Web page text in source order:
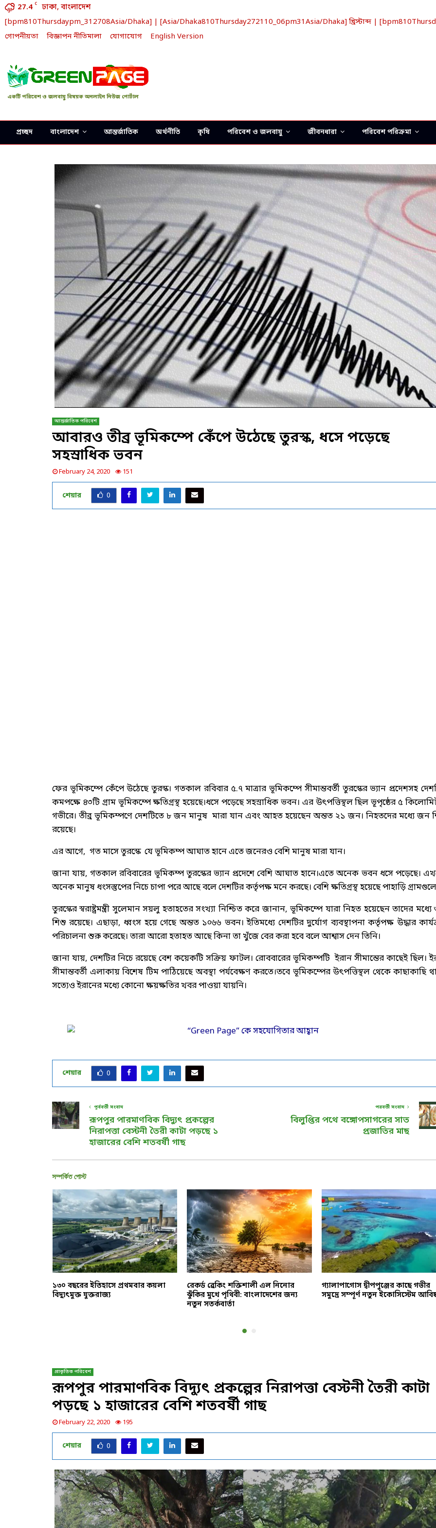
27.4 C
ঢাকা, বাংলাদেশ
[bpm810Thursdaypm_312708Asia/Dhaka] | [Asia/Dhaka810Thursday272110_06pm31Asia/Dhaka] খ্রিস্টাব্দ |
গোপনীয়তা বিজ্ঞাপন নীতিমালা যোগাযোগ English Version
একটি পরিবেশ ও জলবায়ু বিষয়ক অনলাইন নিউজ পোর্টাল
প্রচ্ছদ বাংলাদেশ আন্তর্জাতিক অর্থনীতি কৃষি পরিবেশ ও জলবায়ু জীবনধারা পরিবেশ পরিক্রমা
আন্তর্জাতিক পরিবেশ
আবারও তীব্র ভূমিকম্পে কেঁপে উঠেছে তুরস্ক, ধসে পড়েছে
সহস্রাধিক ভবন
February 24, 2020 151
শেয়ার 0
ফের ভূমিকম্পে কেঁপে উঠেছে তুরস্ক। গতকাল রবিবার ৫.৭ মাত্রার ভূমিকম্পে সীমান্তবর্তী তুরস্কের ভ্যান প্রদেশসহ
কমপক্ষে ৪৩টি গ্রাম ভূমিকম্পে ক্ষতিগ্রস্থ হয়েছে।ধসে পড়েছে সহস্রাধিক ভবন। এর উৎপত্তিস্থল ছিল ভূপৃষ্ঠের ৫
গভীরে। তীব্র ভূমিকম্পণে দেশটিতে ৮ জন মানুষ মারা যান এবং আহত হয়েছেন অন্তত ২১ জন। নিহতদের মধ্যে জন
রয়েছে।
এর আগে, গত মাসে তুরস্কে যে ভূমিকম্প আঘাত হানে এতে জনেরও বেশি মানুষ মারা যান।
জানা যায়, গতকাল রবিবারের ভূমিকম্প তুরস্কের ভ্যান প্রদেশে বেশি আঘাত হানে।এতে অনেক ভবন ধসে পড়েছে।
অনেক মানুষ ধংসস্তুপের নিচে চাপা পরে আছে বলে দেশটির কর্তৃপক্ষ মনে করছে। বেশি ক্ষতিগ্রস্থ হয়েছে পাহাড়ি
তুরস্কের স্বরাষ্ট্রমন্ত্রী সুলেমান সয়লু হতাহতের সংখ্যা নিশ্চিত করে জানান, ভূমিকম্পে যারা নিহত হয়েছেন তাদের মধ্যে
শিশু রয়েছে। এছাড়া, ধ্বংস হয়ে গেছে অন্তত ১০৬৬ ভবন। ইতিমধ্যে দেশটির দুর্যোগ ব্যবস্থাপনা কর্তৃপক্ষ উদ্ধার
পরিচালনা শুরু করেছে। তারা আরো হতাহত আছে কিনা তা খুঁজে বের করা হবে বলে আশ্বাস দেন তিনি।
জানা যায়, দেশটির নিচে রয়েছে বেশ কয়েকটি সক্রিয় ফাটল। রোববারের ভূমিকম্পটি ইরান সীমান্তের কাছেই ছিল।
সীমান্তবর্তী এলাকায় বিশেষ টিম পাঠিয়েছে অবস্থা পর্যবেক্ষণ করতে।তবে ভূমিকম্পের উৎপত্তিস্থল থেকে কাছাকাছি
সত্যেও ইরানের মধ্যে কোনো ক্ষয়ক্ষতির খবর পাওয়া যায়নি।
শেয়ার 0
পূর্ববর্তী সংবাদ
রূপপুর পারমাণবিক বিদ্যুৎ প্রকল্পের
নিরাপত্তা বেস্টনী তৈরী কাটা পড়ছে ১
হাজারের বেশি শতবর্ষী গাছ
পরবর্তী সংবাদ
বিলুপ্তির পথে বঙ্গোপসাগরের সাত
প্রজাতির মাছ
সম্পর্কিত পোস্ট
১৩০ বছরের ইতিহাসে প্রথমবার কয়লা
বিদ্যুৎমুক্ত যুক্তরাজ্য
রেকর্ড ব্রেকিং শক্তিশালী এল নিনোর
ঝুঁকির মুখে পৃথিবী: বাংলাদেশের জন্য
নতুন সতর্কবার্তা
গ্যালাপাগোস দ্বীপপুঞ্জের কাছে গভীর
সমুদ্রে সম্পূর্ণ নতুন ইকোসিস্টেম
প্রাকৃতিক পরিবেশ
রূপপুর পারমাণবিক বিদ্যুৎ প্রকল্পের নিরাপত্তা বেস্টনী তৈরী কাটা
পড়ছে ১ হাজারের বেশি শতবর্ষী গাছ
February 22, 2020 195
শেয়ার 0